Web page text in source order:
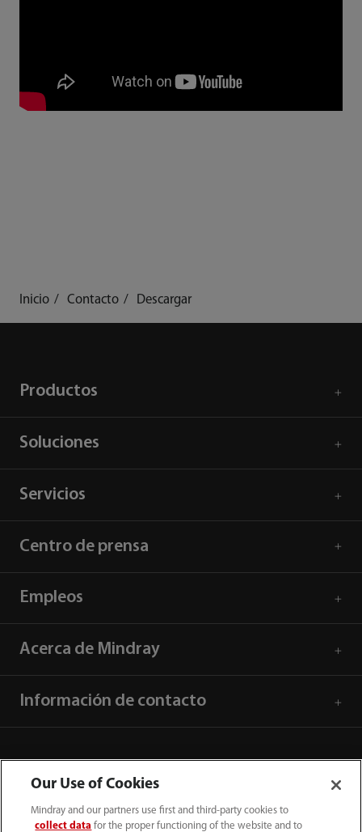
Inicio Contacto Descargar
Productos
Soluciones
Servicios
Centro de prensa
Empleos
Acerca de Mindray
Información de contacto
Our Use of Cookies
Mindray and our partners use first and third-party cookies to
collect data for the proper functioning of the website and to